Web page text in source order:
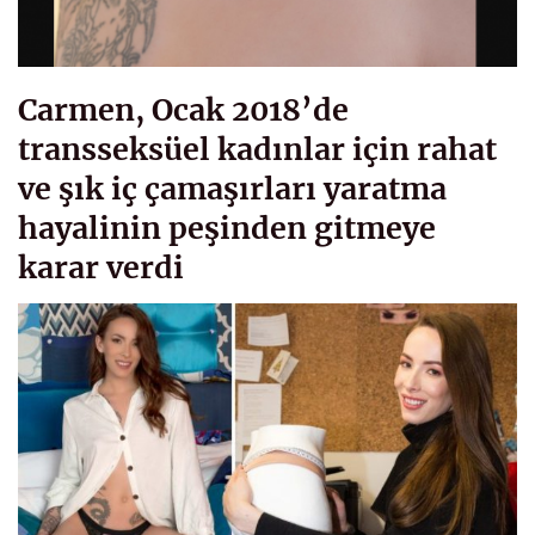
Carmen, Ocak 2018’de
transseksüel kadınlar için rahat
ve şık iç çamaşırları yaratma
hayalinin peşinden gitmeye
karar verdi